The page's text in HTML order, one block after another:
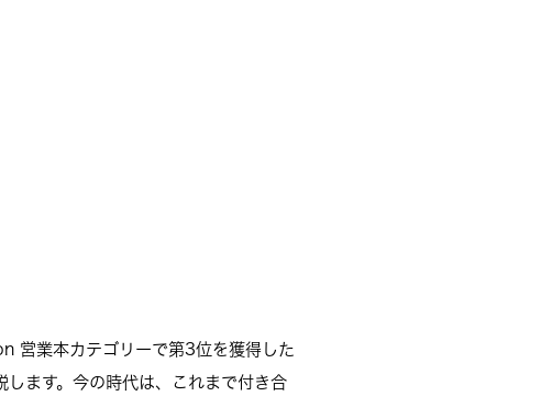
営業本カテゴリーで第3位を獲得した
ます。今の時代は、これまで付き合